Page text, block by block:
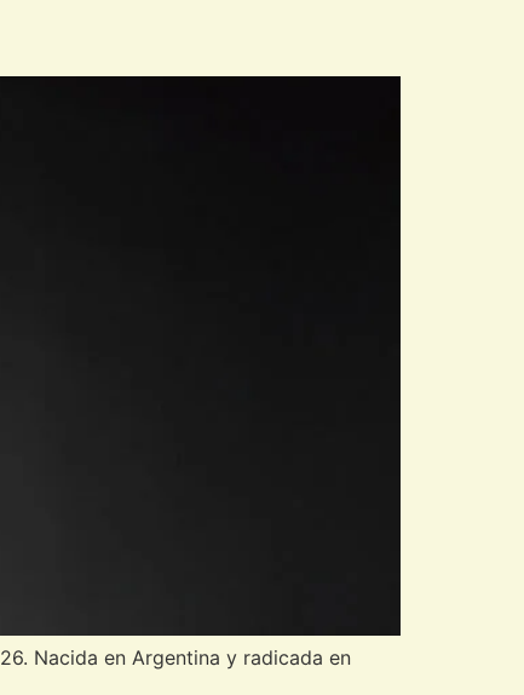
Nacida en Argentina y radicada en